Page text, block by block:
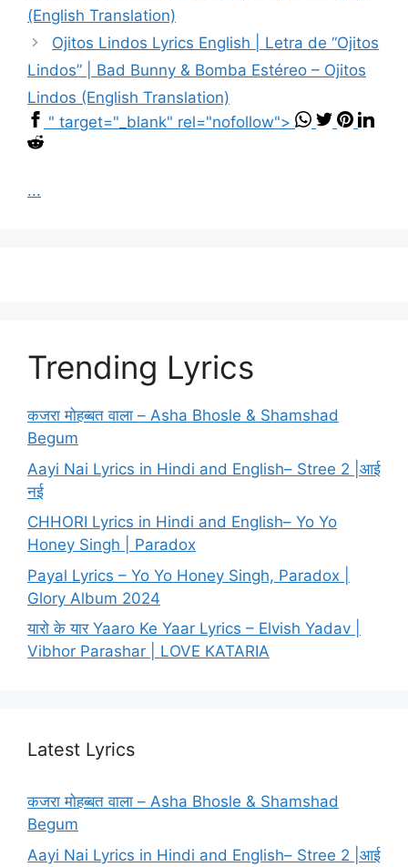
(English Translation)
Ojitos Lindos Lyrics English | Letra de “Ojitos
Lindos” | Bad Bunny & Bomba Estéreo – Ojitos
Lindos (English Translation)
" target="_blank" rel="nofollow">
...
Trending Lyrics
कजरा मोहब्बत वाला – Asha Bhosle & Shamshad
Begum
Aayi Nai Lyrics in Hindi and English– Stree 2 |आई
नई
CHHORI Lyrics in Hindi and English– Yo Yo
Honey Singh | Paradox
Payal Lyrics – Yo Yo Honey Singh, Paradox |
Glory Album 2024
यारो के यार Yaaro Ke Yaar Lyrics – Elvish Yadav |
Vibhor Parashar | LOVE KATARIA
Latest Lyrics
कजरा मोहब्बत वाला – Asha Bhosle & Shamshad
Begum
Aayi Nai Lyrics in Hindi and English– Stree 2 |आई